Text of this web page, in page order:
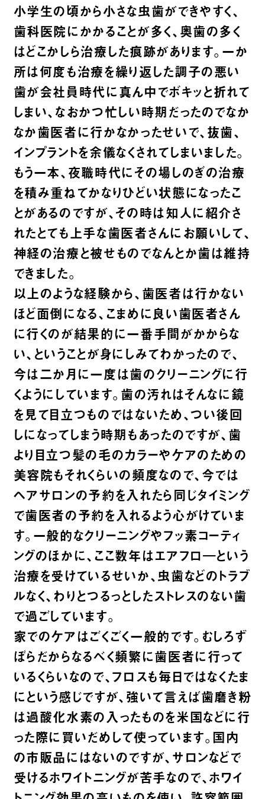
小学生の頃から小さな虫歯ができやすく、
歯科医院にかかることが多く、奥歯の多く
はどこかしら治療した痕跡があります。一か
所は何度も治療を繰り返した調子の悪い
歯が会社員時代に真ん中でボキッと折れて
しまい、なおかつ忙しい時期だったのでなか
なか歯医者に行かなかったせいで、抜歯、
インプラントを余儀なくされてしまいました。
もう一本、夜職時代にその場しのぎの治療
を積み重ねてかなりひどい状態になったこ
とがあるのですが、その時は知人に紹介さ
れたとても上手な歯医者さんにお願いして、
神経の治療と被せものでなんとか歯は維持
できました。
以上のような経験から、歯医者は行かない
ほど面倒になる、こまめに良い歯医者さん
に行くのが結果的に一番手間がかからな
い、ということが身にしみてわかったので、
今は二か月に一度は歯のクリーニングに行
くようにしています。歯の汚れはそんなに鏡
を見て目立つものではないため、つい後回
しになってしまう時期もあったのですが、歯
より目立つ髪の毛のカラーやケアのための
美容院もそれくらいの頻度なので、今では
ヘアサロンの予約を入れたら同じタイミング
で歯医者の予約を入れるよう心がけていま
す。一般的なクリーニングやフッ素コーティ
ングのほかに、ここ数年はエアフロ―という
治療を受けているせいか、虫歯などのトラブ
ルなく、わりとつるっとしたストレスのない歯
で過ごしています。
家でのケアはごくごく一般的です。むしろず
ぼらだからなるべく頻繁に歯医者に行って
いるくらいなので、フロスも毎日ではなくたま
にという感じですが、強いて言えば歯磨き粉
は過酸化水素の入ったものを米国などに行
った際に買いだめして使っています。国内
の市販品にはないのですが、サロンなどで
受けるホワイトニングが苦手なので、ホワイ